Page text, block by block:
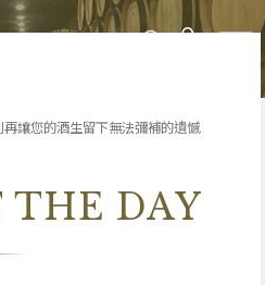
讓您的酒生留下無法彌補的遺憾
THE DAY